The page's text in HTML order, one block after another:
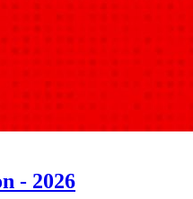
- 2026